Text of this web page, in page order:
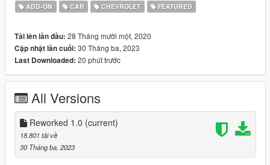
==============================================
-Improved Material and Textures
-Improved Emissive's
-Imporved Handling
-Added SS Emblem
==============================================
How to install
1. navigate to "mods/update/x64/dlcpacks/"
create a new folder called "ss69" and place this "dlc.rpf" file
inside that folder
ADD-ON CAR CHEVROLET FEATURED
Tải lên lần đầu: 28 Tháng mười một, 2020
Cập nhật lần cuối: 30 Tháng ba, 2023
Last Downloaded: 20 phút trước
All Versions
Reworked 1.0 (current)
18.801 tải về
30 Tháng ba, 2023